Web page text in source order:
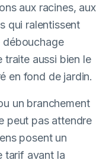
aux racines, aux
qui ralentissent
débouchage
traite aussi bien le
en fond de jardin.
un branchement
peut pas attendre
posent un
tarif avant la